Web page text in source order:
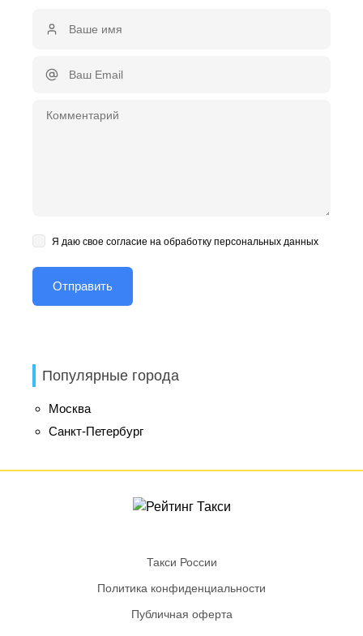
Я даю свое согласие на обработку персональных данных
Популярные города
Москва
Санкт-Петербург
Такси России
Политика конфиденциальности
Публичная оферта